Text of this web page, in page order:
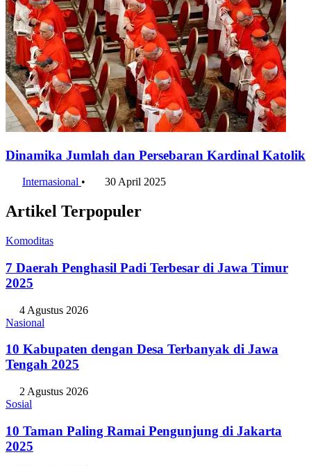
Dinamika Jumlah dan Persebaran Kardinal Katolik
Internasional • 30 April 2025
Artikel Terpopuler
Komoditas
7 Daerah Penghasil Padi Terbesar di Jawa Timur
2025
4 Agustus 2026
Nasional
10 Kabupaten dengan Desa Terbanyak di Jawa
Tengah 2025
2 Agustus 2026
Sosial
10 Taman Paling Ramai Pengunjung di Jakarta
2025